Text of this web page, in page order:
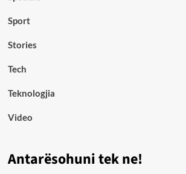
Sport
Stories
Tech
Teknologjia
Video
Antarësohuni tek ne!